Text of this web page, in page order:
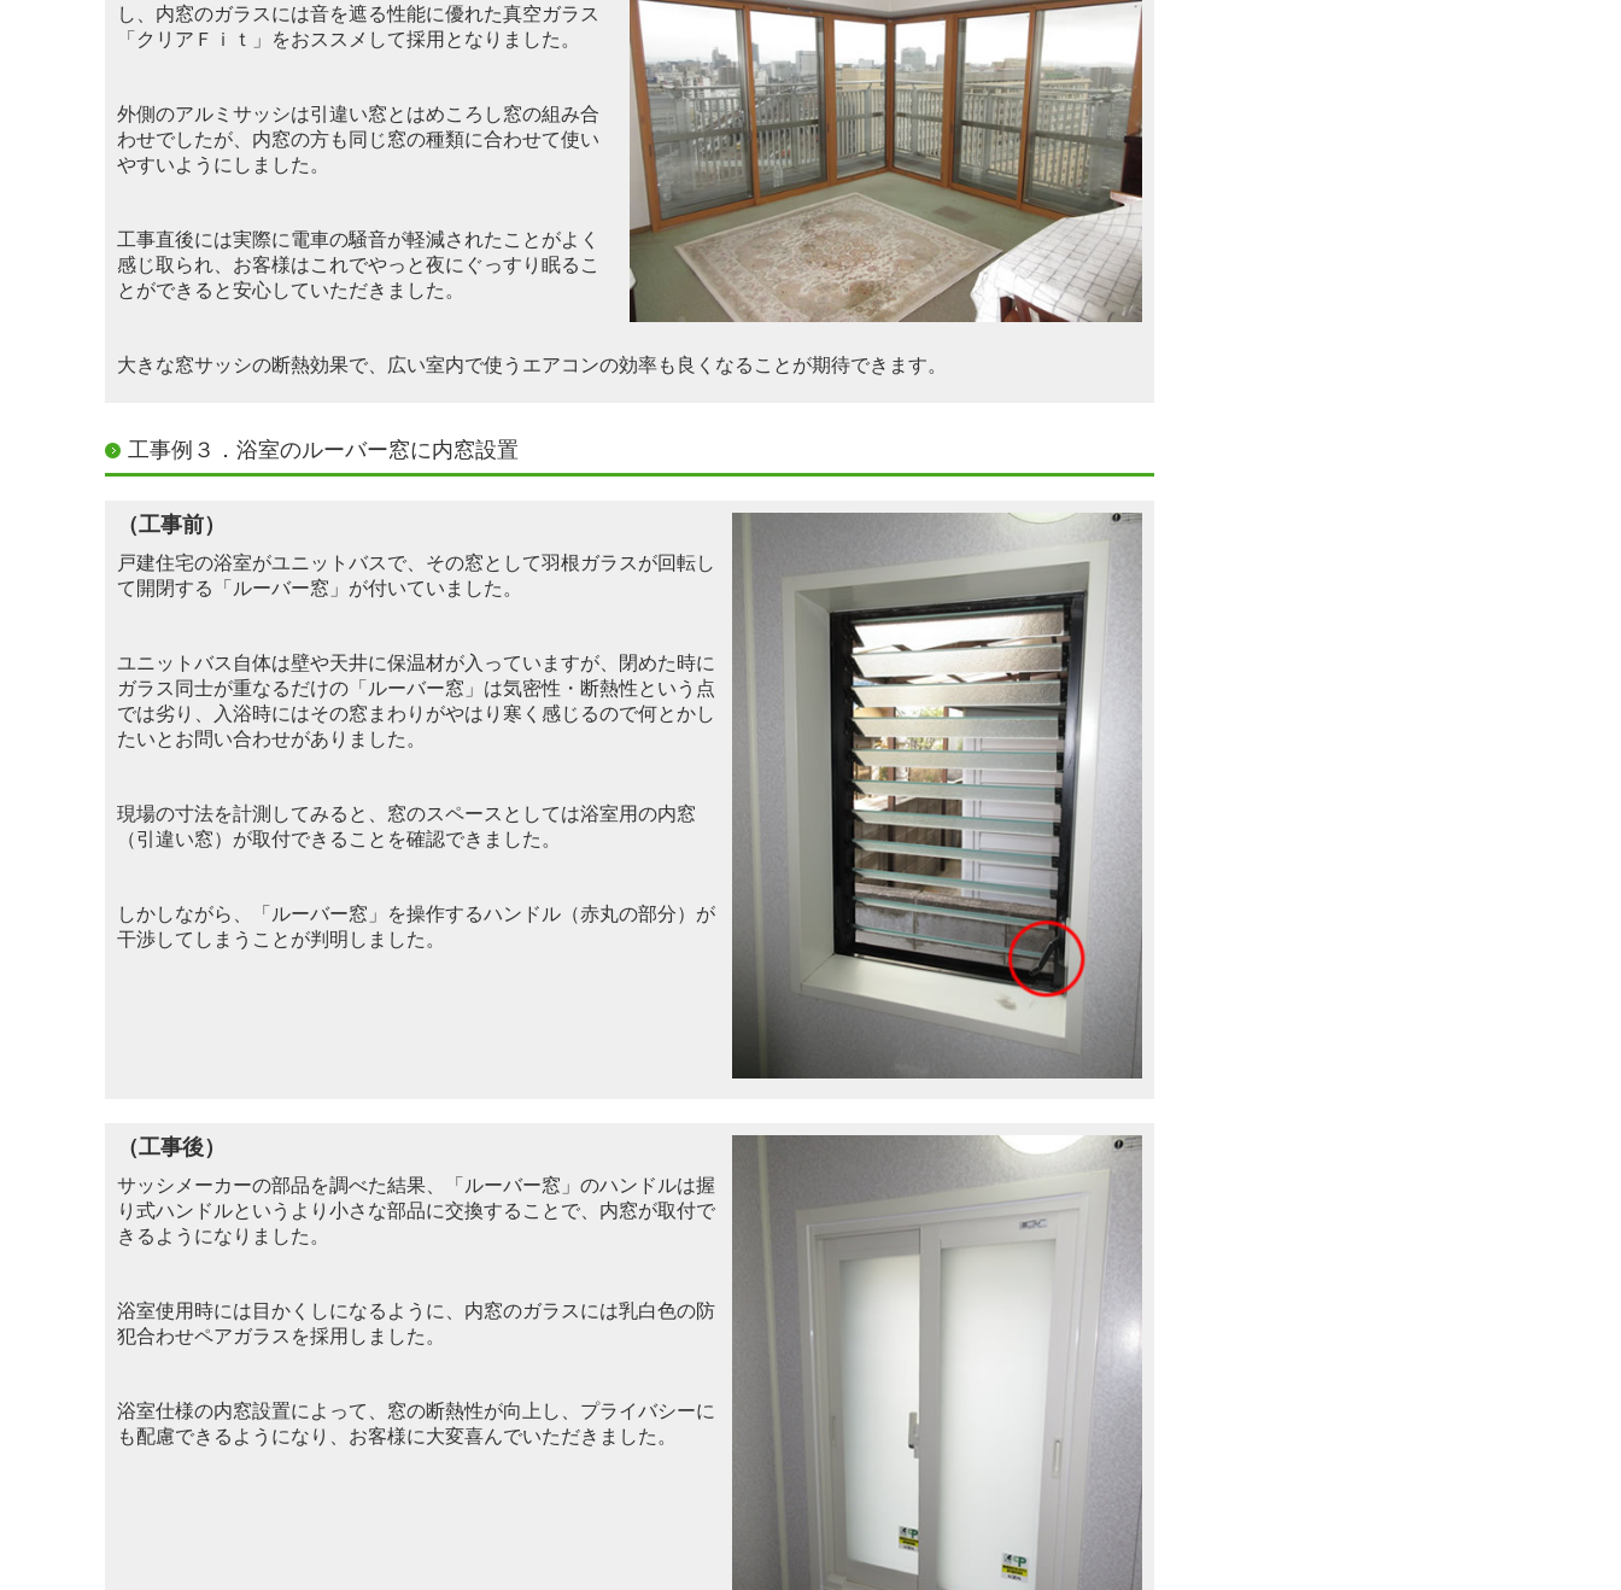
し
、内窓のガラスには音を遮る性能に優れた真空ガラス
「クリアＦｉｔ」をおススメして採用となりました。
外側のアルミサッシは引違い窓とはめころし窓の組み合
わせでしたが、内窓の方も同じ窓の種類に合わせて使い
やすいようにしました。
工事直後には実際に電車の騒音が軽減されたことがよく
感じ取られ、お客様はこれでやっと夜にぐっすり眠るこ
と ができると安心していただきました。
大きな窓サッシの断熱効果で、広い室内で使うエアコンの効率も良くなることが期待できます。
工事例３．浴室のルーバー窓に内窓設置
（工事前）
戸建住宅の浴室がユニットバスで、その窓として羽根ガラスが回転し
て開閉する「ルーバー窓」が付いていました。
ユニットバス自体は壁や天井に保温材が入っていますが、閉めた時に
ガラス同士が重なるだけの「ルーバー窓」は気密性・断熱性という点
では劣り
、入浴時にはその窓まわりがやはり寒く感じるので何とかし
たいとお問い合わせがあ りました。
現場の寸法を計測してみると、窓のスペースとしては浴室用の内窓
（引違い窓）が取付できることを確認できました。
しかしながら、「ルーバー窓」を操作するハンドル（赤丸の部分）が
干渉してし まうことが判明しました。
（工事後）
サッシメーカーの部品を調べた結果、「ルーバー窓」のハンドルは握
り式ハンドルというより小さな部品に交換することで、内窓が取付で
きるようになりました。
浴室使用時には目かくしになるように、内窓のガラスには乳白色の防
犯合わせペアガラスを採用しました。
浴室仕様の内窓設置によって、窓の断熱性が向上し、プライバシーに
も配慮できるようになり、お客様に大変喜んでいただきました。